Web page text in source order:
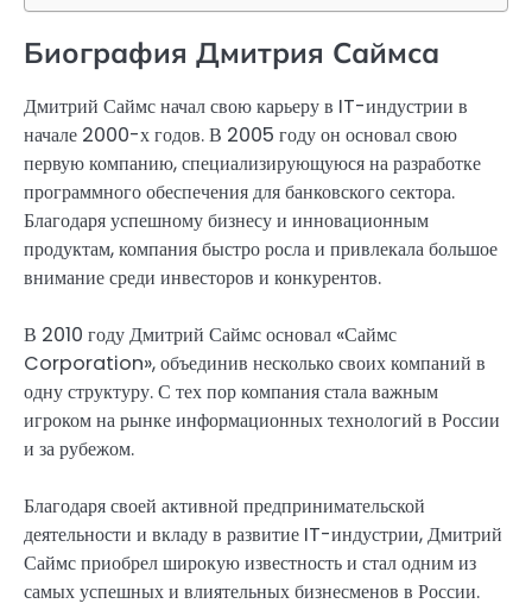
Биография Дмитрия Саймса
Дмитрий Саймс начал свою карьеру в IT-индустрии в
начале 2000-х годов. В 2005 году он основал свою
первую компанию, специализирующуюся на разработке
программного обеспечения для банковского сектора.
Благодаря успешному бизнесу и инновационным
продуктам, компания быстро росла и привлекала большое
внимание среди инвесторов и конкурентов.
В 2010 году Дмитрий Саймс основал «Саймс
Corporation», объединив несколько своих компаний в
одну структуру. С тех пор компания стала важным
игроком на рынке информационных технологий в России
и за рубежом.
Благодаря своей активной предпринимательской
деятельности и вкладу в развитие IT-индустрии, Дмитрий
Саймс приобрел широкую известность и стал одним из
самых успешных и влиятельных бизнесменов в России.